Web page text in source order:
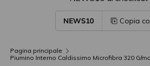
NEWS10 Copia
Pagina principale
Piumino Interno Caldissimo Microfibra 320 G/